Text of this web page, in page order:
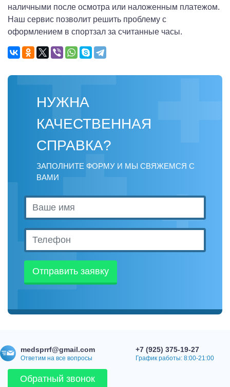
наличными после осмотра или наложенным платежом.
Наш сервис позволит решить проблему с
оформлением в спортзал за считанные часы.
НУЖНА
КАЧЕСТВЕННАЯ
СПРАВКА?
ЗАПОЛНИТЕ ФОРМУ И МЫ СВЯЖЕМСЯ С
ВАМИ
Отправить заявку
medsprrf@gmail.com
Ответим на все вопросы
+7 (925) 375-19-27
График работы: 8:00-21:00
Обратный звонок